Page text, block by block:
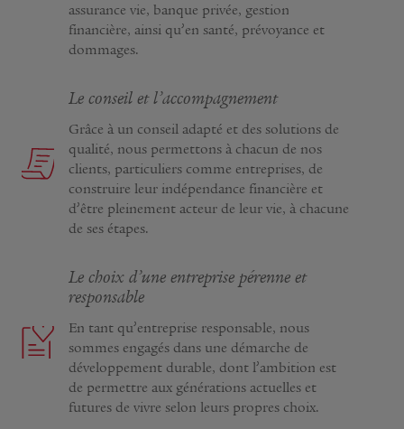
assurance vie, banque privée, gestion
financière, ainsi qu’en santé, prévoyance et
dommages.
Le conseil et l’accompagnement
Grâce à un conseil adapté et des solutions de
qualité, nous permettons à chacun de nos
clients, particuliers comme entreprises, de
construire leur indépendance financière et
d’être pleinement acteur de leur vie, à chacune
de ses étapes.
Le choix d’une entreprise pérenne et
responsable
En tant qu’entreprise responsable, nous
sommes engagés dans une démarche de
développement durable, dont l’ambition est
de permettre aux générations actuelles et
futures de vivre selon leurs propres choix.